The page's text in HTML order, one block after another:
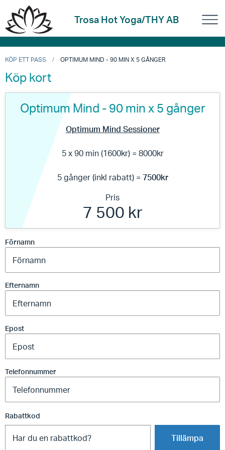
Trosa Hot Yoga/THY AB
KÖP ETT PASS OPTIMUM MIND - 90 MIN X 5 GÅNGER
Köp kort
Optimum Mind - 90 min x 5 gånger
Optimum Mind Sessioner
5 x 90 min (1600kr) = 8000kr
5 gånger (inkl rabatt) = 7500kr
Pris
7 500 kr
Förnamn
Efternamn
Epost
Telefonnummer
Rabattkod
Tillämpa